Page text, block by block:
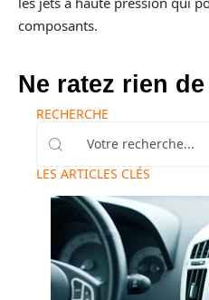
composants.
Ne ratez rien
RECHERCHE
LES ARTICLES CLÉS